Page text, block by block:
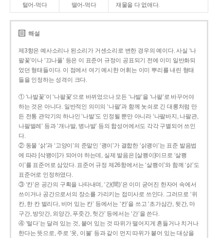
털어-먹다 떨어-먹다 재물을 다 없애다.
해설
제3항은 예사소리나 된소리가 거센소리로 변한 경우의 예이다. 사실 ‘나
팔꽃’이나 ‘끄나풀’ 등은 이 표준어 규정이 공표되기 전에 이미 일반화되
었던 형태들이다. 이 점에서 여기 예시한 어휘는 이미 뿌리를 내린 형태
들을 인정하는 성격이 크다.
① ‘나발꽃’이 ‘나팔꽃’으로 바뀌었으나 모든 ‘나발’을 ‘나팔’로 바꾸어야
하는 것은 아니다. 일반적인 의미의 ‘나팔’과 함께 놋쇠로 긴 대롱처럼 만
든 전통 관악기의 하나인 ‘나발’도 인정될 뿐만 아니라 ‘나팔바지, 나팔관,
나팔벌레’ 등과 ‘개나발, 병나발’ 등의 합성어에서도 각각 구별되어 쓰인
다.
② 동물 ‘삵’과 ‘고양이’의 준말인 ‘괭이’가 결합한 ‘삵괭이’는 표준 발음법
에 따라 [삭꽹이]가 되어야 하는데, 실제 발음은 [살쾡이]이므로 ‘살쾡
이’를 표준어로 삼았다. 표준어 규정 제26항에서는 ‘살쾡이’와 함께 ‘삵’도
표준어로 인정하였다.
③ ‘칸’은 공간의 구획을 나타내며, ‘간(間)’은 이미 굳어진 한자어 속에서
쓰이거나 공간으로서의 장소를 가리키는 접미사로 쓰인다. 그러므로 ‘위
칸, 한 칸 벌리다, 비어 있는 칸’ 등에서는 ‘칸’을 쓰고 ‘초가삼간, 뒷간, 마
구간, 방앗간, 외양간, 푸줏간, 헛간’ 등에서는 ‘간’을 쓴다.
④ ‘털다’는 달려 있는 것, 붙어 있는 것 따위가 떨어지게 흔들거나 치거나
한다는 뜻으로, 주로 ‘옷, 이불’ 등과 같이 먼지 따위가 붙어 있는 대상을